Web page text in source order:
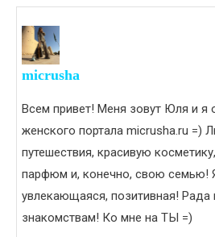
micrusha
Всем привет! Меня зовут Юля и я
женского портала micrusha.ru =)
путешествия, красивую
парфюм и, конечно, свою семью!
увлекающаяся, позитивная!
знакомствам! Ко мне на ТЫ =)